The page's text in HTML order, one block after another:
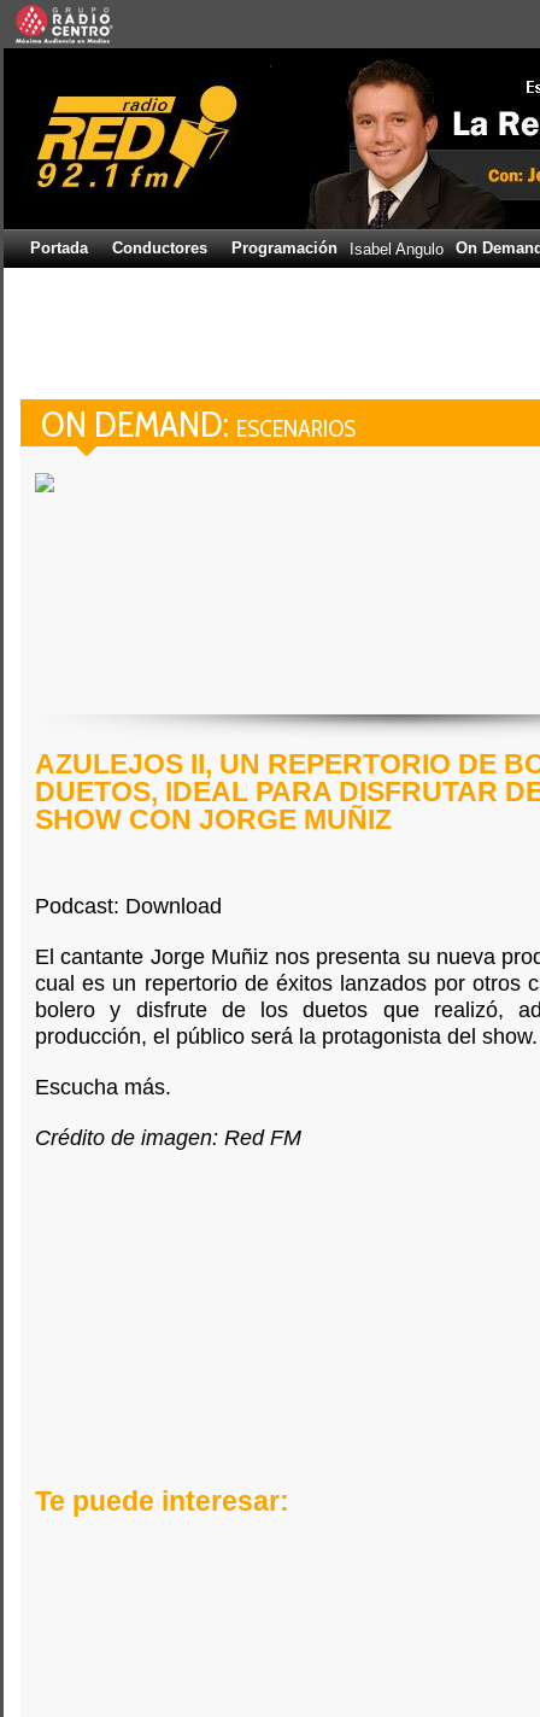
Portada Conductores Programación Isabel Angulo On
ON DEMAND: ESCENARIOS
AZULEJOS II, UN REPERTORIO DE
DUETOS, IDEAL PARA DISFRUTAR
SHOW CON JORGE MUÑIZ
Podcast: Download
El cantante Jorge Muñiz nos presenta su nueva
cual es un repertorio de éxitos lanzados por otros
bolero y disfrute de los duetos que realizó,
producción, el público será la protagonista del show.
Escucha más.
Crédito de imagen: Red FM
Te puede interesar: